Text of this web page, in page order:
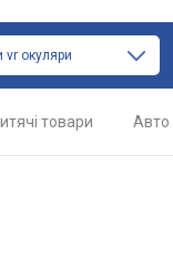
vr окуляри
товари Авто